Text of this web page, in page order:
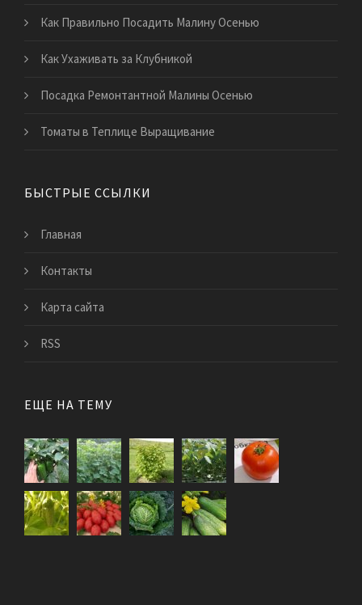
Как Правильно Посадить Малину Осенью
Как Ухаживать за Клубникой
Посадка Ремонтантной Малины Осенью
Томаты в Теплице Выращивание
БЫСТРЫЕ ССЫЛКИ
Главная
Контакты
Карта сайта
RSS
ЕЩЕ НА ТЕМУ